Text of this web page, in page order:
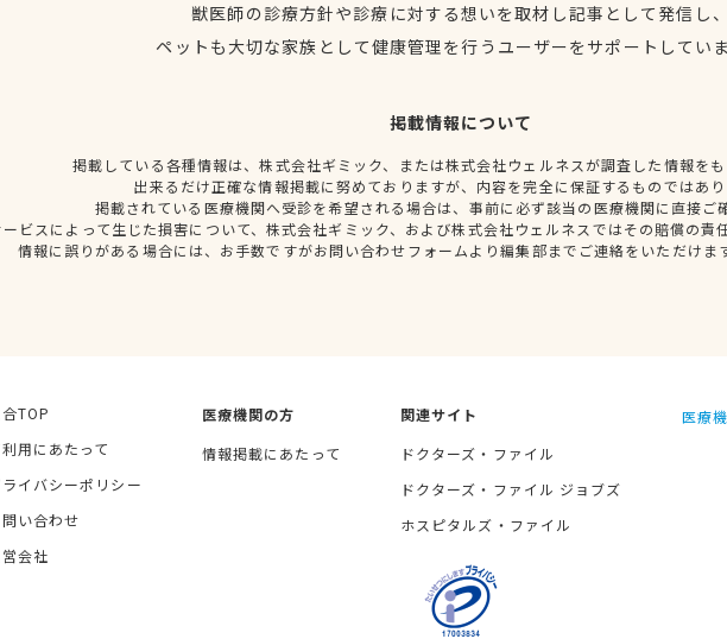
獣医師の診療方針や診療に対する想いを取材し記事として発信し
ペットも大切な家族として健康管理を行うユーザーをサポートしてい
掲載情報について
掲載している各種情報は、株式会社ギミック、または株式会社ウェルネスが調査した情報を
出来るだけ正確な情報掲載に努めておりますが、内容を完全に保証するものではあ
掲載されている医療機関へ受診を希望される場合は、事前に必ず該当の医療機関に直接ご
ービスによって生じた損害について、株式会社ギミック、および株式会社ウェルネスではその賠償の責
情報に誤りがある場合には、お手数ですがお問い合わせフォームより編集部までご連絡をいただけま
TOP
用にあたって
イバシーポリシー
い合わせ
会社
医療機関の方
情報掲載にあたって
関連サイト
ドクターズ・ファイル
ドクターズ・ファイル ジョブズ
ホスピタルズ・ファイル
医療